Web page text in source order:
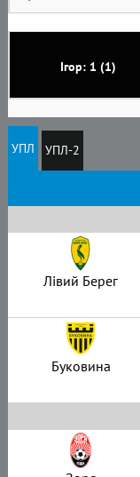
Ігор: 1 (1)
УПЛ УПЛ-2
Лівий Берег
Буковина